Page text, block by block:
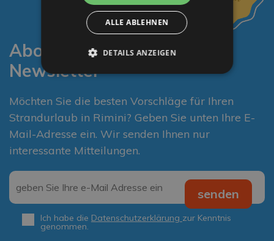
Abonnieren Sie unseren
Newsletter
Möchten Sie die besten Vorschläge für Ihren
Strandurlaub in Rimini? Geben Sie unten Ihre E-
Mail-Adresse ein. Wir senden Ihnen nur
interessante Mitteilungen.
Email
Privacy *
Ich habe die Datenschutzerklärung zur Kenntnis
genommen.
senden
ALLE ABLEHNEN
DETAILS ANZEIGEN